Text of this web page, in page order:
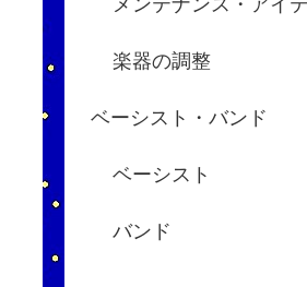
楽器の調整
ベーシスト・バンド
ベーシスト
バンド